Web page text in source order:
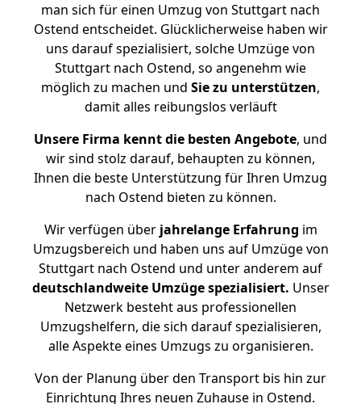
man sich für einen Umzug von Stuttgart nach
Ostend entscheidet. Glücklicherweise haben wir
uns darauf spezialisiert, solche Umzüge von
Stuttgart nach Ostend, so angenehm wie
möglich zu machen und Sie zu unterstützen,
damit alles reibungslos verläuft
Unsere Firma kennt die besten Angebote, und
wir sind stolz darauf, behaupten zu können,
Ihnen die beste Unterstützung für Ihren Umzug
nach Ostend bieten zu können.
Wir verfügen überjahrelange Erfahrung im
Umzugsbereich und haben uns auf Umzüge von
Stuttgart nach Ostend und unter anderem auf
deutschlandweite Umzüge spezialisiert. Unser
Netzwerk besteht aus professionellen
Umzugshelfern, die sich darauf spezialisieren,
alle Aspekte eines Umzugs zu organisieren.
Von der Planung über den Transport bis hin zur
Einrichtung Ihres neuen Zuhause in Ostend.